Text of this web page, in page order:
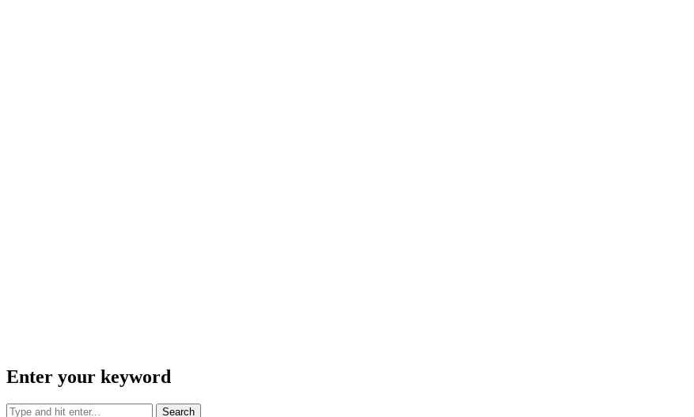
Enter your keyword
Search